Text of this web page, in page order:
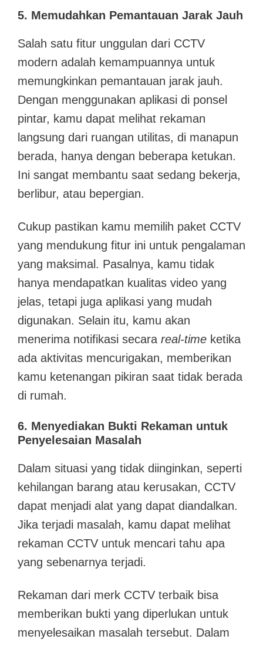
5. Memudahkan Pemantauan Jarak Jauh
Salah satu fitur unggulan dari CCTV
modern adalah kemampuannya untuk
memungkinkan pemantauan jarak jauh.
Dengan menggunakan aplikasi di ponsel
pintar, kamu dapat melihat rekaman
langsung dari ruangan utilitas, di manapun
berada, hanya dengan beberapa ketukan.
Ini sangat membantu saat sedang bekerja,
berlibur, atau bepergian.
Cukup pastikan kamu memilih paket CCTV
yang mendukung fitur ini untuk pengalaman
yang maksimal. Pasalnya, kamu tidak
hanya mendapatkan kualitas video yang
jelas, tetapi juga aplikasi yang mudah
digunakan. Selain itu, kamu akan
menerima notifikasi secara real-time ketika
ada aktivitas mencurigakan, memberikan
kamu ketenangan pikiran saat tidak berada
di rumah.
6. Menyediakan Bukti Rekaman untuk
Penyelesaian Masalah
Dalam situasi yang tidak diinginkan, seperti
kehilangan barang atau kerusakan, CCTV
dapat menjadi alat yang dapat diandalkan.
Jika terjadi masalah, kamu dapat melihat
rekaman CCTV untuk mencari tahu apa
yang sebenarnya terjadi.
Rekaman dari merk CCTV terbaik bisa
memberikan bukti yang diperlukan untuk
menyelesaikan masalah tersebut. Dalam